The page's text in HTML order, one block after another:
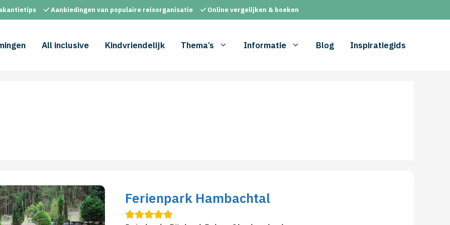
Aanbiedingen van populaire reisorganisatie Online vergelijken & boeken
All inclusive Kindvriendelijk Thema’s Informatie Blog Inspiratiegids
Ferienpark Hambachtal